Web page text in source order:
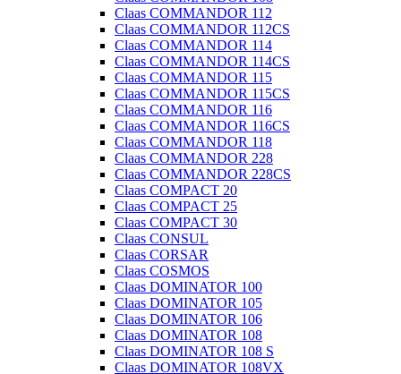
Claas COMMANDOR 112
Claas COMMANDOR 112CS
Claas COMMANDOR 114
Claas COMMANDOR 114CS
Claas COMMANDOR 115
Claas COMMANDOR 115CS
Claas COMMANDOR 116
Claas COMMANDOR 116CS
Claas COMMANDOR 118
Claas COMMANDOR 228
Claas COMMANDOR 228CS
Claas COMPACT 20
Claas COMPACT 25
Claas COMPACT 30
Claas CONSUL
Claas CORSAR
Claas COSMOS
Claas DOMINATOR 100
Claas DOMINATOR 105
Claas DOMINATOR 106
Claas DOMINATOR 108
Claas DOMINATOR 108 S
Claas DOMINATOR 108VX